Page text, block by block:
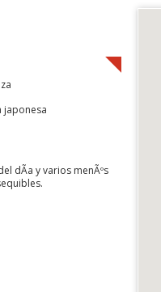
japonesa
dÃ­a y varios menÃºs